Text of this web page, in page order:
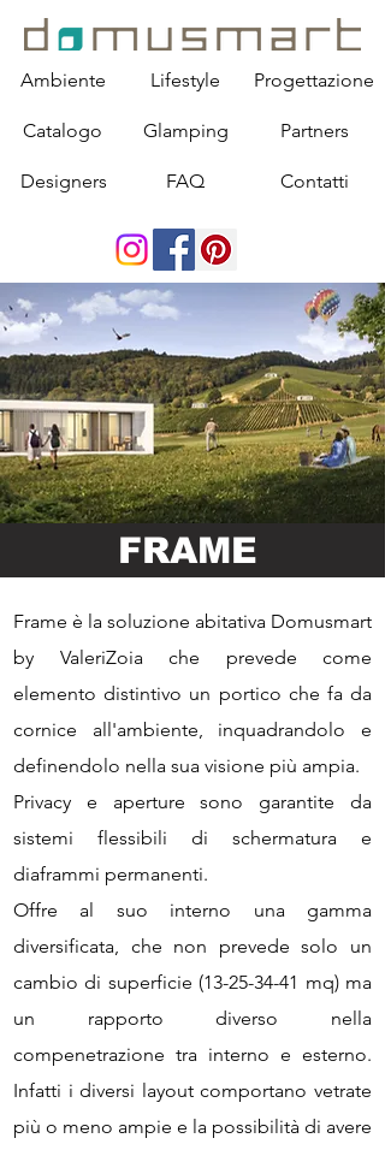
Ambiente
Catalogo
Designers
Lifestyle
Glamping
FAQ
Progettazione
Partners
Contatti
FRAME
Frame è la soluzione abitativa Domusmart
by ValeriZoia che prevede come
elemento distintivo un portico che fa da
cornice all'ambiente, inquadrandolo e
definendolo nella sua visione più ampia.
Privacy e aperture sono garantite da
sistemi flessibili di schermatura e
diaframmi permanenti.
Offre al suo interno una gamma
diversificata, che non prevede solo un
cambio di superficie (13-25-34-41 mq) ma
un rapporto diverso nella
compenetrazione tra interno e esterno.
Infatti i diversi layout comportano vetrate
più o meno ampie e la possibilità di avere